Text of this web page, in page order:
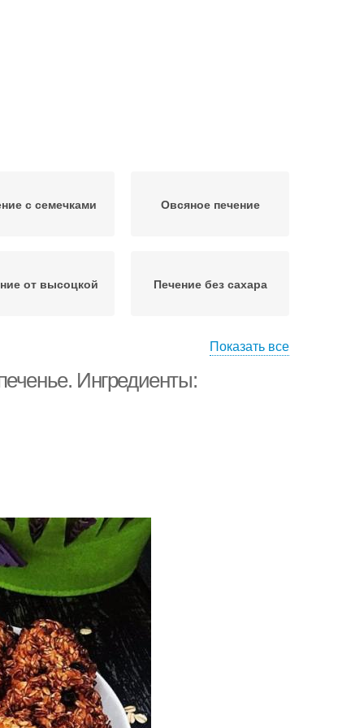
с семечками Овсяное печение
от высоцкой Печение без сахара
с бананом
с изюмом
с бананом Печение с шоколадом
Показать все
Ингредиенты: